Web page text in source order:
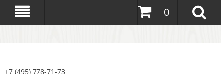
0
+7 (495) 778-71-73